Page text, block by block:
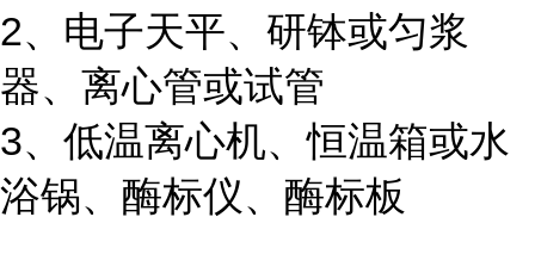
2、电子天平、研钵或匀浆
器、离心管或试管
3、低温离心机、恒温箱或水
浴锅、酶标仪、酶标板